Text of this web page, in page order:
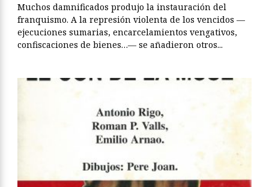
Muchos damnificados produjo la instauración del
franquismo. A la represión violenta de los vencidos —
ejecuciones sumarias, encarcelamientos vengativos,
confiscaciones de bienes…— se añadieron otros...